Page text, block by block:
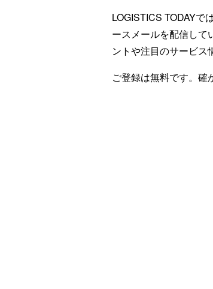
LOGISTICS TODAYで
ースメールを配信して
ントや注目のサービス
ご登録は無料です。確